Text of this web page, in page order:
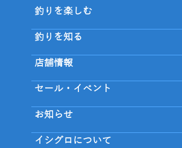
釣りを楽しむ
釣りを知る
店舗情報
セール・イベント
お知らせ
イシグロについて